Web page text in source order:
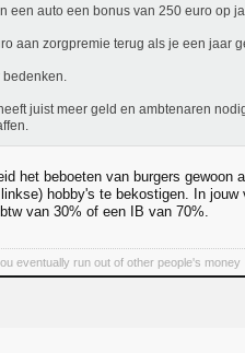
een auto een bonus van 250 euro op
aan zorgpremie terug als je een jaar
bedenken.
juist meer geld en ambtenaren
het beboeten van burgers
hobby's te bekostigen. In
van 30% of een IB van 70%.
eventually run out of other people's money